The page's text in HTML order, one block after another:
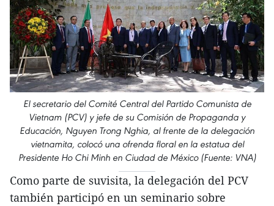
El secretario del Comité Central del Partido Comunista de
Vietnam (PCV) y jefe de su Comisión de Propaganda y
Educación, Nguyen Trong Nghia, al frente de la delegación
vietnamita, colocó una ofrenda floral en la estatua del
Presidente Ho Chi Minh en Ciudad de México (Fuente: VNA)
Como parte de suvisita, la delegación del PCV
también participó en un seminario sobre